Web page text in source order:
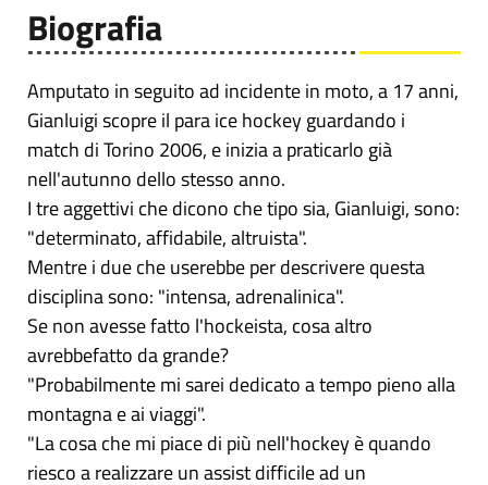
Biografia
Amputato in seguito ad incidente in moto, a 17 anni,
Gianluigi scopre il para ice hockey guardando i
match di Torino 2006, e inizia a praticarlo già
nell'autunno dello stesso anno.
I tre aggettivi che dicono che tipo sia, Gianluigi, sono:
"determinato, affidabile, altruista".
Mentre i due che userebbe per descrivere questa
disciplina sono: "intensa, adrenalinica".
Se non avesse fatto l'hockeista, cosa altro
avrebbefatto da grande?
"Probabilmente mi sarei dedicato a tempo pieno alla
montagna e ai viaggi".
"La cosa che mi piace di più nell'hockey è quando
riesco a realizzare un assist difficile ad un